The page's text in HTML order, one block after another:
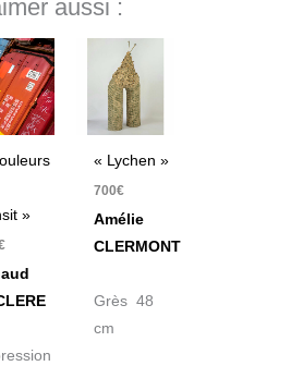
aussi :
»
« Lychen »
700€
Amélie
CLERMONT
Grès 48
cm